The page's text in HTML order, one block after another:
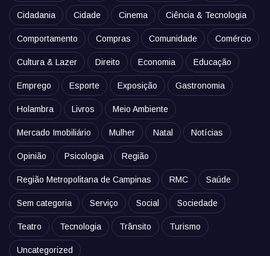
Cidadania Cidade Cinema Ciência & Tecnologia
Comportamento Compras Comunidade Comércio
Cultura & Lazer Direito Economia Educação
Emprego Esporte Exposição Gastronomia
Holambra Livros Meio Ambiente
Mercado Imobiliário Mulher Natal Notícias
Opinião Psicologia Região
Região Metropolitana de Campinas RMC Saúde
Sem categoria Serviço Social Sociedade
Teatro Tecnologia Trânsito Turismo
Uncategorized